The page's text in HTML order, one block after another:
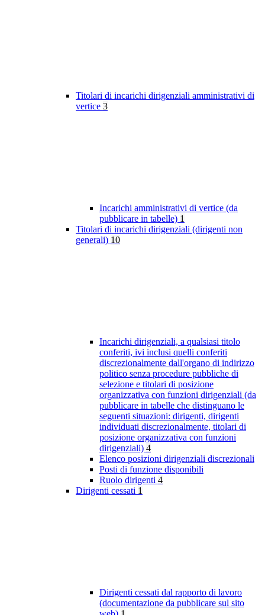
Titolari di incarichi dirigenziali amministrativi di
vertice 3
Incarichi amministrativi di vertice (da
pubblicare in tabelle) 1
Titolari di incarichi dirigenziali (dirigenti non
generali) 10
Incarichi dirigenziali, a qualsiasi titolo
conferiti, ivi inclusi quelli conferiti
discrezionalmente dall'organo di indirizzo
politico senza procedure pubbliche di
selezione e titolari di posizione
organizzativa con funzioni dirigenziali (da
pubblicare in tabelle che distinguano le
seguenti situazioni: dirigenti, dirigenti
individuati discrezionalmente, titolari di
posizione organizzativa con funzioni
dirigenziali) 4
Elenco posizioni dirigenziali discrezionali
Posti di funzione disponibili
Ruolo dirigenti 4
Dirigenti cessati 1
Dirigenti cessati dal rapporto di lavoro
(documentazione da pubblicare sul sito